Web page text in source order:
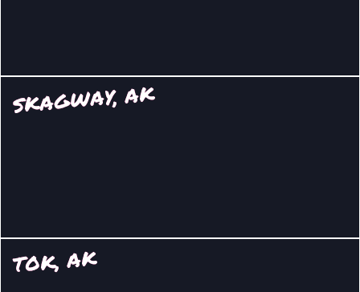
SKAGWAY, AK
TOK, AK